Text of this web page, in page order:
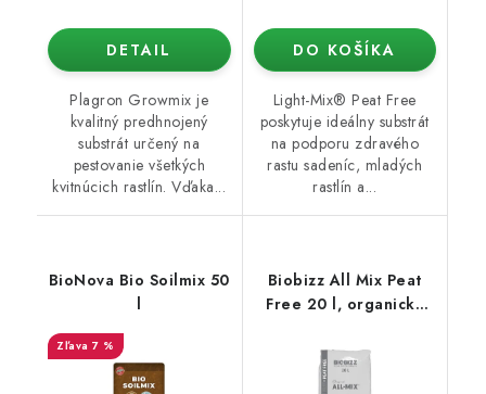
DETAIL
Plagron Growmix je
kvalitný predhnojený
substrát určený na
pestovanie všetkých
kvitnúcich rastlín. Vďaka...
DO KOŠÍKA
Light-Mix® Peat Free
poskytuje ideálny substrát
na podporu zdravého
rastu sadeníc, mladých
rastlín a...
BioNova Bio Soilmix 50
l
7 %
Biobizz All Mix Peat
Free 20 l, organický